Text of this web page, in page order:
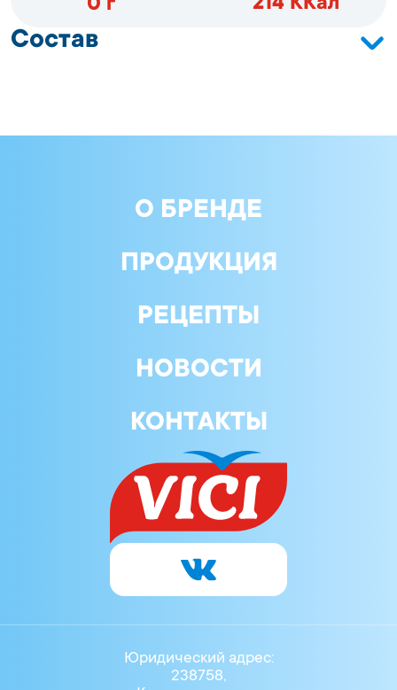
0 г
Состав
вкуса и аромата: глутамат натрия 1-замещённый;
О БРЕНДЕ
ПРОДУКЦИЯ
РЕЦЕПТЫ
НОВОСТИ
КОНТАКТЫ
Юридический адрес:
238758,